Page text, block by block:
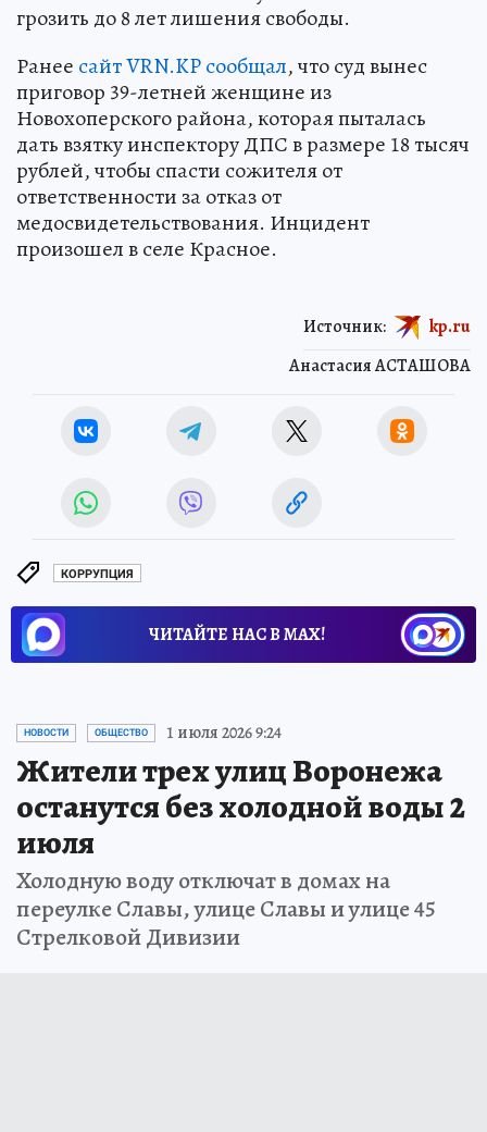
грозить до 8 лет лишения свободы.
Ранее сайт VRN.KP сообщал, что суд вынес
приговор 39-летней женщине из
Новохоперского района, которая пыталась
дать взятку инспектору ДПС в размере 18 тысяч
рублей, чтобы спасти сожителя от
ответственности за отказ от
медосвидетельствования. Инцидент
произошел в селе Красное.
Анастасия АСТАШОВА
Источник: kp.ru
КОРРУПЦИЯ
ЧИТАЙТЕ НАС В МАХ!
НОВОСТИ ОБЩЕСТВО 1 июля 2026 9:24
Жители трех улиц Воронежа
останутся без холодной воды 2
июля
Холодную воду отключат в домах на
переулке Славы, улице Славы и улице 45
Стрелковой Дивизии